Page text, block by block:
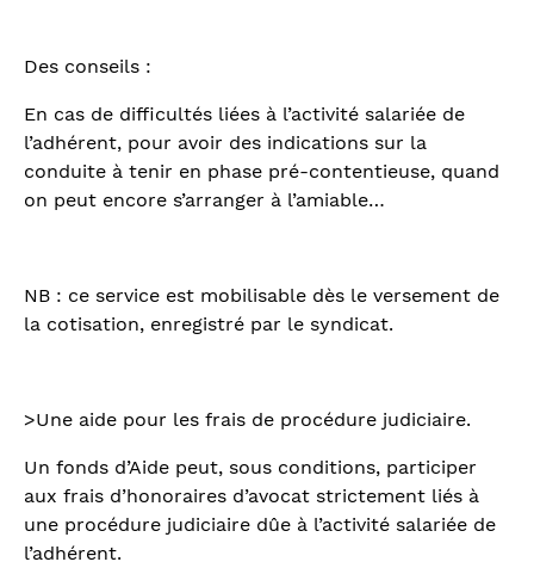
Des conseils :
En cas de difficultés liées à l’activité salariée de
l’adhérent, pour avoir des indications sur la
conduite à tenir en phase pré-contentieuse, quand
on peut encore s’arranger à l’amiable…
NB : ce service est mobilisable dès le versement de
la cotisation, enregistré par le syndicat.
>Une aide pour les frais de procédure judiciaire.
Un fonds d’Aide peut, sous conditions, participer
aux frais d’honoraires d’avocat strictement liés à
une procédure judiciaire dûe à l’activité salariée de
l’adhérent.